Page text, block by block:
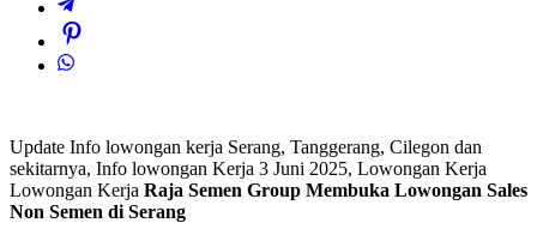
Update Info lowongan kerja Serang, Tanggerang, Cilegon dan
sekitarnya, Info lowongan Kerja 3 Juni 2025, Lowongan Kerja
Lowongan Kerja Raja Semen Group Membuka Lowongan Sales
Non Semen di Serang